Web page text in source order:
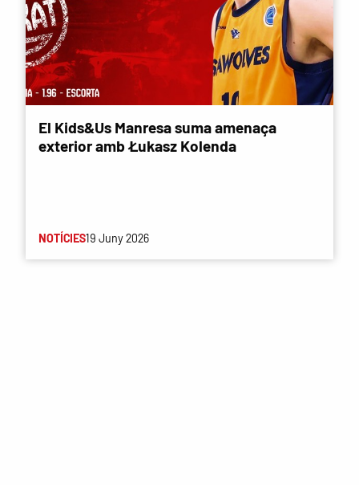
El Kids&Us Manresa suma amenaça
exterior amb Łukasz Kolenda
NOTÍCIES19 Juny 2026